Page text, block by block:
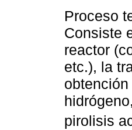
Proceso
Consiste
reactor
etc.), la
pirolisis